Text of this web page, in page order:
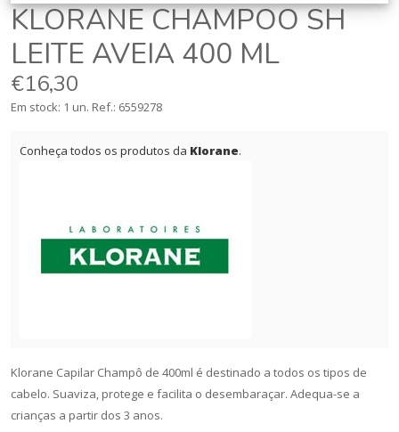
KLORANE CHAMPOO SH
LEITE AVEIA 400 ML
€16,30
Em stock: 1 un. Ref.: 6559278
Conheça todos os produtos da Klorane.
Klorane Capilar Champô de 400ml é destinado a todos os tipos de
cabelo. Suaviza, protege e facilita o desembaraçar. Adequa-se a
crianças a partir dos 3 anos.